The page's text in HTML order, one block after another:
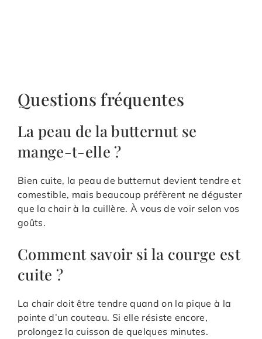
Questions fréquentes
La peau de la butternut se
mange-t-elle ?
Bien cuite, la peau de butternut devient tendre et
comestible, mais beaucoup préfèrent ne déguster
que la chair à la cuillère. À vous de voir selon vos
goûts.
Comment savoir si la courge est
cuite ?
La chair doit être tendre quand on la pique à la
pointe d’un couteau. Si elle résiste encore,
prolongez la cuisson de quelques minutes.